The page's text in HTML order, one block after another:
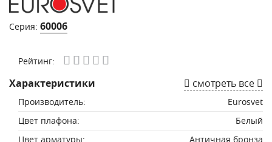
Серия: 60006
Рейтинг:
Характеристики смотреть все
Производитель:
Eurosvet
Цвет плафона:
Белый
Цвет арматуры:
Античная бронза